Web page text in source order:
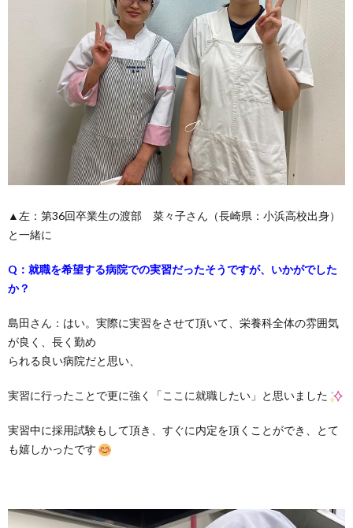
▲左：第36回卒業生の渡部 菜々子さん（長崎県：小浜高校出身）
と一緒に
Q：就職を希望する病院での実習だったそうですが、いかがでした
か？
島田さん：はい。実際に実習をさせて頂いて、栄養科全体の雰囲気
が良く、長く勤め
られる良い病院だと思い、
実習に行ったことで更に強く「ここに就職したい」と思いました
実習中に採用試験もして頂き、すぐに内定を頂くことができ、とて
も嬉しかったです